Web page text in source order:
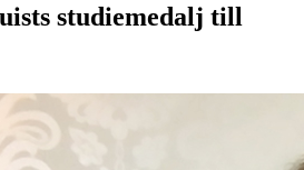
studiemedalj till